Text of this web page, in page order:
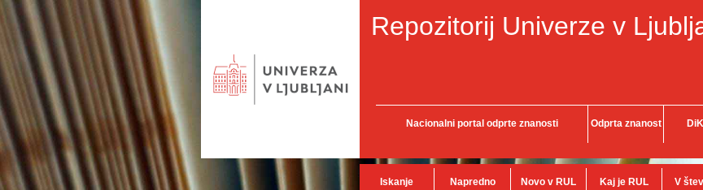
Repozitorij Univerze v
Nacionalni portal odprte znanosti Odprta znanost
Iskanje Napredno Novo v RUL Kaj je RUL V